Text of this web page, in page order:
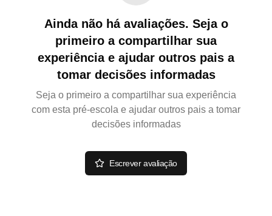
Ainda não há avaliações. Seja o
primeiro a compartilhar sua
experiência e ajudar outros pais a
tomar decisões informadas
Seja o primeiro a compartilhar sua experiência
com esta pré-escola e ajudar outros pais a tomar
decisões informadas
Escrever avaliação